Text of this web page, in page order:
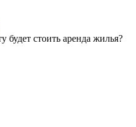
будет стоить аренда жилья?